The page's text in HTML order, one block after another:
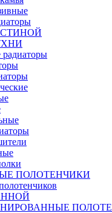
радиаторы
ПОЛОТЕНЧИКИ